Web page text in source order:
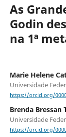
As
Godin
na 1ª
Marie Helene
Universidade
https://orcid.org/
Brenda Bressan
Universidade
https://orcid.org/